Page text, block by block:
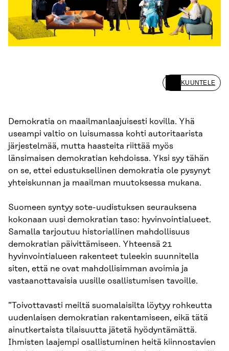
KUUNTELE
Demokratia on maailmanlaajuisesti kovilla. Yhä
useampi valtio on luisumassa kohti autoritaarista
järjestelmää, mutta haasteita riittää myös
länsimaisen demokratian kehdoissa. Yksi syy tähän
on se, ettei edustuksellinen demokratia ole pysynyt
yhteiskunnan ja maailman muutoksessa mukana.
Suomeen syntyy sote-uudistuksen seurauksena
kokonaan uusi demokratian taso: hyvinvointialueet.
Samalla tarjoutuu historiallinen mahdollisuus
demokratian päivittämiseen. Yhteensä 21
hyvinvointialueen rakenteet tuleekin suunnitella
siten, että ne ovat mahdollisimman avoimia ja
vastaanottavaisia uusille osallistumisen tavoille.
”Toivottavasti meiltä suomalaisilta löytyy rohkeutta
uudenlaisen demokratian rakentamiseen, eikä tätä
ainutkertaista tilaisuutta jätetä hyödyntämättä.
Ihmisten laajempi osallistuminen heitä kiinnostavien